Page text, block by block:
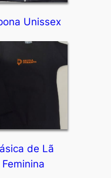
Unissex
de Lã
Feminina